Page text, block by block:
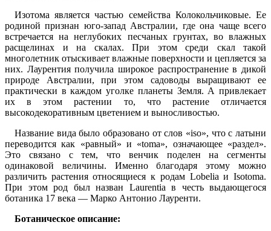
Изотома является частью семейства Колокольчиковые. Ее
родиной признан юго-запад Австралии, где она чаще всего
встречается на неглубоких песчаных грунтах, во влажных
расщелинах и на скалах. При этом среди скал такой
многолетник отыскивает влажные поверхности и цепляется за
них. Лаурентия получила широкое распространение в дикой
природе Австралии, при этом садоводы выращивают ее
практически в каждом уголке планеты Земля. А привлекает
их в этом растении то, что растение отличается
высокодекоративным цветением и выносливостью.
Название вида было образовано от слов «iso», что с латыни
переводится как «равный» и «toma», означающее «раздел».
Это связано с тем, что венчик поделен на сегменты
одинаковой величины. Именно благодаря этому можно
различить растения относящиеся к родам Lobelia и Isotoma.
При этом род был назван Laurentia в честь выдающегося
ботаника 17 века — Марко Антонио Лауренти.
Ботаническое описание: